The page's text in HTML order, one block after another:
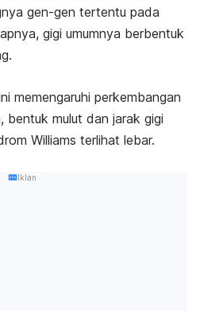
gen-gen tertentu pada
gigi umumnya berbentuk
memengaruhi perkembangan
bentuk mulut dan jarak gigi
Williams terlihat lebar.
Iklan